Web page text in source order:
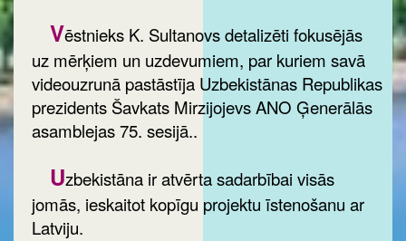
Vēstnieks K. Sultanovs detalizēti fokusējās
uz mērķiem un uzdevumiem, par kuriem savā
videouzrunā pastāstīja Uzbekistānas Republikas
prezidents Šavkats Mirzijojevs ANO Ģenerālās
asamblejas 75. sesijā..
Uzbekistāna ir atvērta sadarbībai visās
jomās, ieskaitot kopīgu projektu īstenošanu ar
Latviju.